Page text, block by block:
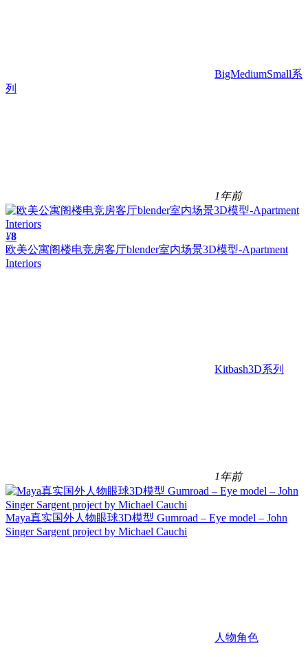
BigMediumSmall系
列
1年前
¥8
欧美公寓阁楼电竞房客厅blender室内场景3D模型-Apartment
Interiors
Kitbash3D系列
1年前
Maya真实国外人物眼球3D模型 Gumroad – Eye model – John
Singer Sargent project by Michael Cauchi
人物角色